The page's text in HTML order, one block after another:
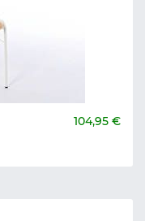
104,95 €